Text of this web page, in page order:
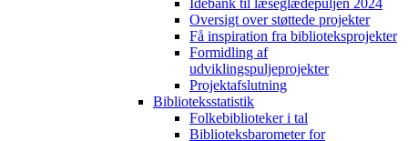
Idébank til læseglædepuljen 2024
Oversigt over støttede projekter
Få inspiration fra biblioteksprojekter
Formidling af
udviklingspuljeprojekter
Projektafslutning
Biblioteksstatistik
Folkebiblioteker i tal
Biblioteksbarometer for